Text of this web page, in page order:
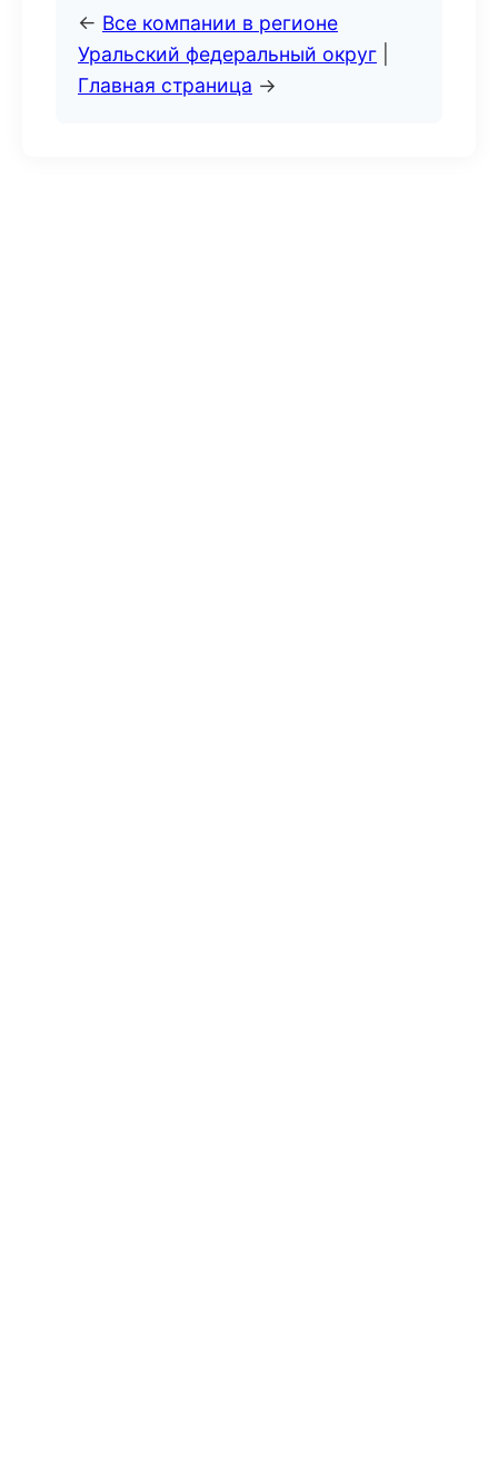
← Все компании в регионе
Уральский федеральный округ
Главная страница →